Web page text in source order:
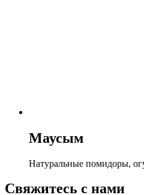
Маусым
Натуральные помидоры,
Свяжитесь с нами